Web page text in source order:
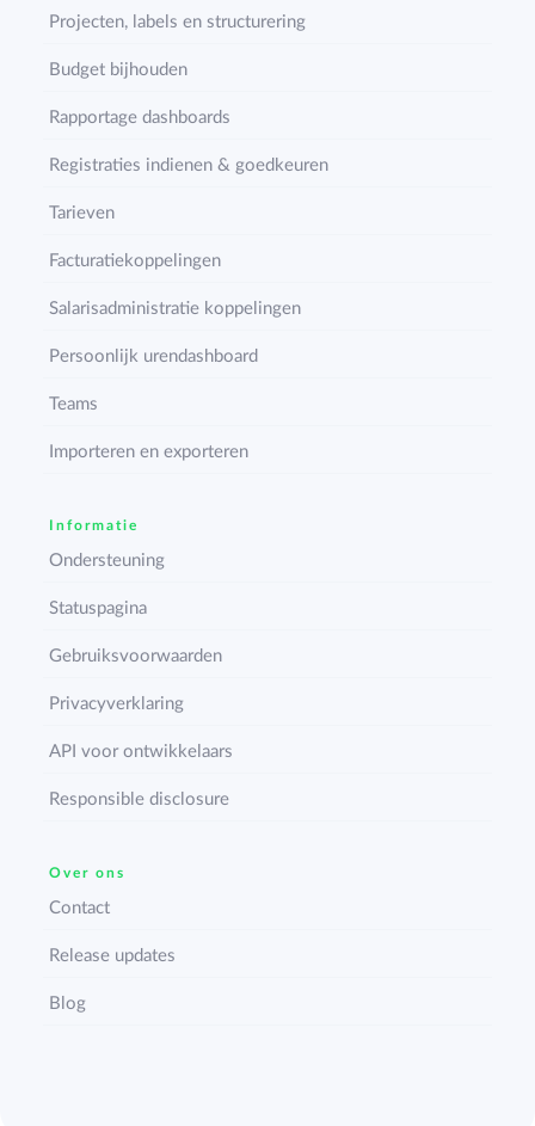
Projecten, labels en structurering
Budget bijhouden
Rapportage dashboards
Registraties indienen & goedkeuren
Tarieven
Facturatiekoppelingen
Salarisadministratie koppelingen
Persoonlijk urendashboard
Teams
Importeren en exporteren
Informatie
Ondersteuning
Statuspagina
Gebruiksvoorwaarden
Privacyverklaring
API voor ontwikkelaars
Responsible disclosure
Over ons
Contact
Release updates
Blog